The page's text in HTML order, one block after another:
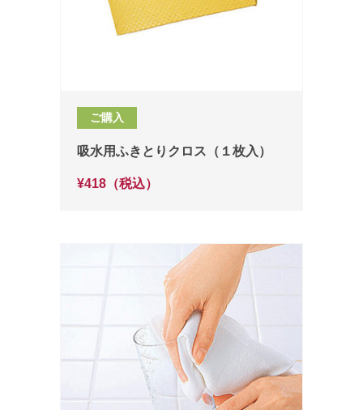
ご購入
吸水用ふきとりクロス（１枚入）
¥418（税込）